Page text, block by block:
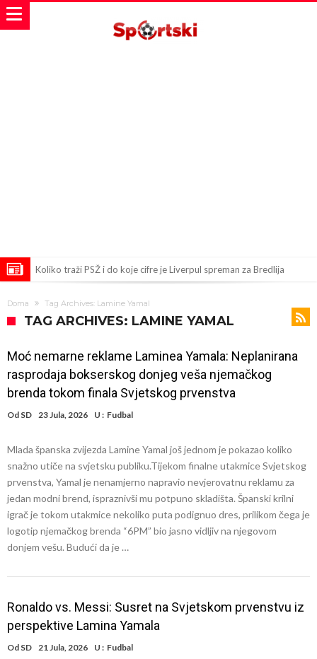
Koliko traži PSŽ i do koje cifre je Liverpul spreman za Bredlija
Direktor FIA o drami Formule 1: “Ne možemo da idemo toliko
Zašto je nepoznati italijanski petoligaš dobio čudesan stadion od 62
miliona evra?
Veliki udarac za Barselonu: Junak finala Svetskog prvenstva želi da
ode
Deco nije samo zbog Hulijana Alvareza bio u Madridu, Barselona
povorka, dirljiva muzika i aplauz koji izazivaju suze
GROM USMRTIO FUDBALERA: Tragičan događaj na tajlandskom
turniru! Povređeno još 12 igrača!
Kapiten slavnog kluba pretučen nasmrt pred svojim domom, cela
država traži pravdu
Doma Tag Archives: Lamine Yamal
TAG ARCHIVES: LAMINE YAMAL
Moć nemarne reklame Laminea Yamala: Neplanirana
rasprodaja bokserskog donjeg veša njemačkog
brenda tokom finala Svjetskog prvenstva
Od SD 23 Jula, 2026 U : Fudbal
Mlada španska zvijezda Lamine Yamal još jednom je pokazao koliko
snažno utiče na svjetsku publiku.Tijekom finalne utakmice Svjetskog
prvenstva, Yamal je nenamjerno napravio nevjerovatnu reklamu za
jedan modni brend, ispraznivši mu potpuno skladišta. Španski krilni
igrač je tokom utakmice nekoliko puta podignuo dres, prilikom čega je
logotip njemačkog brenda “6PM” bio jasno vidljiv na njegovom
donjem vešu. Budući da je …
Ronaldo vs. Messi: Susret na Svjetskom prvenstvu iz
perspektive Lamina Yamala
Od SD 21 Jula, 2026 U : Fudbal